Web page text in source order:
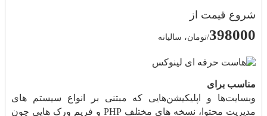
شروع قیمت از
398000/تومان، سالیانه
مناسب برای
وبسایت‌ها و اپلیکیشن‌هایی که مبتنی بر انواع سیستم های
مدیریت محتوا، نسخه های مختلف PHP و فریم ورک هایی چون